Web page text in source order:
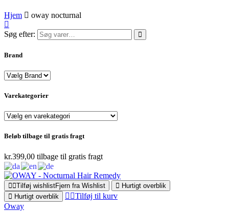
Hjem oway nocturnal
Søg efter:
Brand
Varekategorier
Beløb tilbage til gratis fragt
kr.399,00 tilbage til gratis fragt
Tilføj wishlistFjern fra Wishlist
Hurtigt overblik
Hurtigt overblik
Tilføj til kurv
Oway